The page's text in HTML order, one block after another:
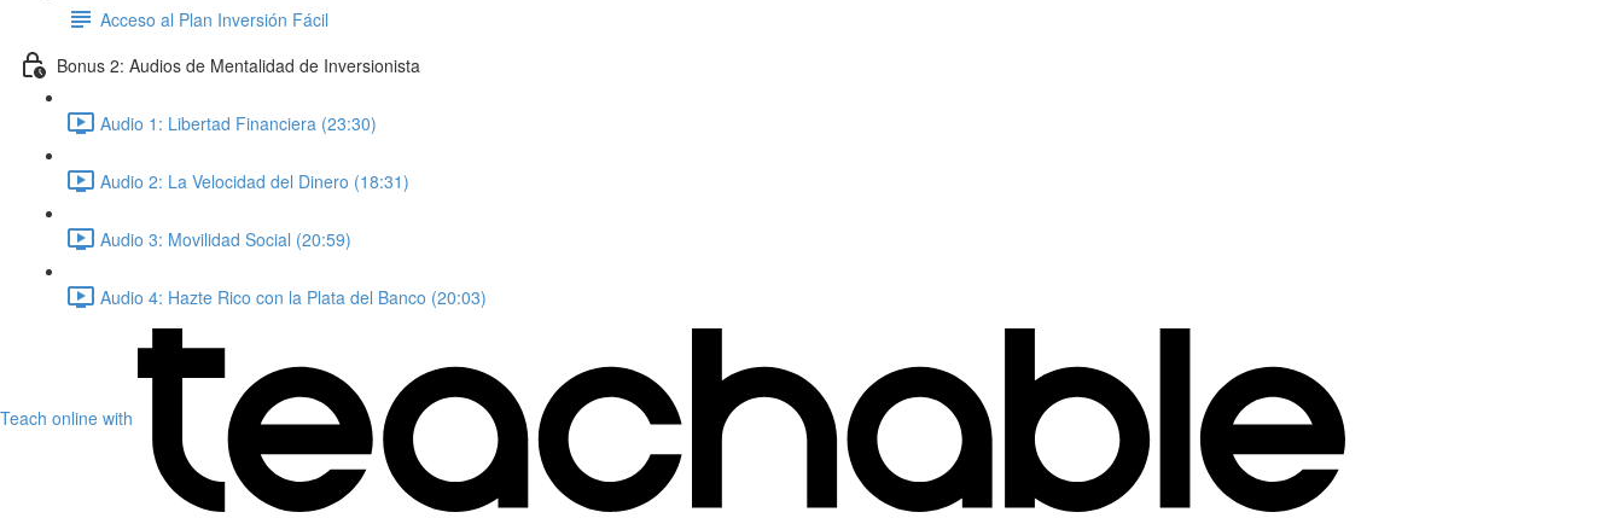
Acceso al Plan Inversión Fácil
Bonus 2: Audios de Mentalidad de Inversionista
Audio 1: Libertad Financiera (23:30)
Audio 2: La Velocidad del Dinero (18:31)
Audio 3: Movilidad Social (20:59)
Audio 4: Hazte Rico con la Plata del Banco (20:03)
Teach online with